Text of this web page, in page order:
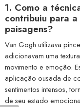
1. Como a
contribuiu para a
paisagens?
Van Gogh utilizava
adicionavam uma
movimento e emoção.
aplicação ousada de
sentimentos intensos,
de seu estado